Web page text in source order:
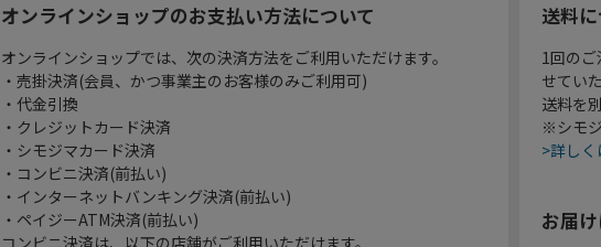
オンラインショップのお支払い方法について
オンラインショップでは、次の決済方法をご利用いただけます。
・売掛決済(会員、かつ事業主のお客様のみご利用可)
・代金引換
・クレジットカード決済
・シモジマカード決済
・コンビニ決済(前払い)
・インターネットバンキング決済(前払い)
・ペイジーATM決済(前払い)
コンビニ決済は、以下の店舗がご利用いただけます。
送料
1回の
せてい
送料を
※シモ
>詳し
お届